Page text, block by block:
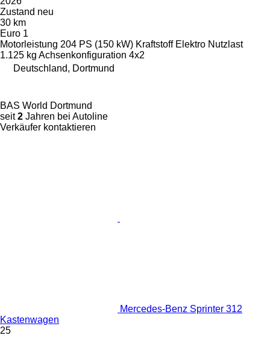
Zustand neu
30 km
Euro 1
Motorleistung 204 PS (150 kW) Kraftstoff Elektro Nutzlast
1.125 kg Achsenkonfiguration 4x2
Deutschland, Dortmund
BAS World Dortmund
seit2 Jahren bei Autoline
Verkäufer kontaktieren
Mercedes-Benz Sprinter 312
Kastenwagen
25